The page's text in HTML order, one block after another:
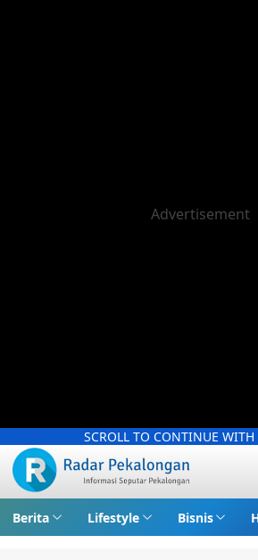
SCROLL TO CONTINUE
Berita Lifestyle Bisnis